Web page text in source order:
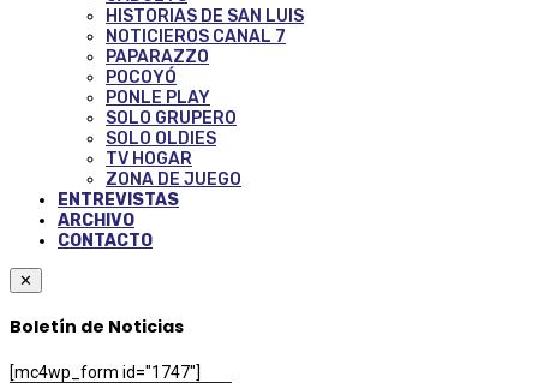
HISTORIAS DE SAN LUIS
NOTICIEROS CANAL 7
PAPARAZZO
POCOYÓ
PONLE PLAY
SOLO GRUPERO
SOLO OLDIES
TV HOGAR
ZONA DE JUEGO
ENTREVISTAS
ARCHIVO
CONTACTO
✕
Boletín de Noticias
[mc4wp_form id="1747"]